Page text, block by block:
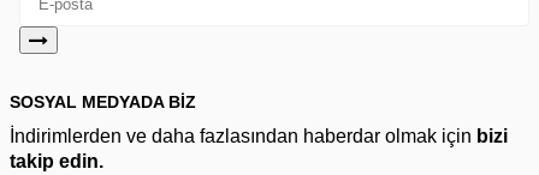
SOSYAL MEDYADA BİZ
İndirimlerden ve daha fazlasından haberdar olmak için bizi
takip edin.